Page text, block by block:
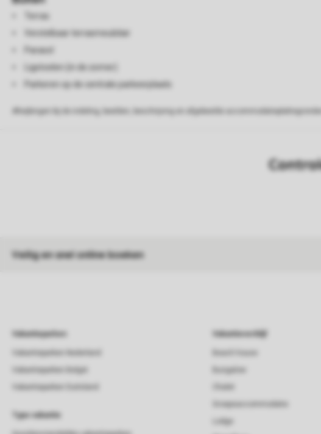
Terras
Verstelbaar terrasmeubilair
Parasol
Ligstoelen (in de zomer)
Parkeren op de centrale parkeerplaats
Veilig en snel online boeken
Vakantieparken
Type vakantie
Vakantieverblijf